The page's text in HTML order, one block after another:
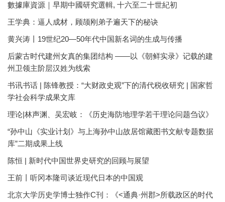
數據庫資源｜早期中國研究選輯, 十六至二十世紀初
王学典：逼人成材，顾颉刚弟子遍天下的秘诀
黄兴涛丨19世纪20—50年代中国新名词的生成与传播
后蒙古时代建州女真的集团结构 ——以《朝鲜实录》记载的建
州卫领主阶层汉姓为线索
书讯书话 | 陈锋教授：“大财政史观”下的清代税收研究 | 国家哲
学社会科学成果文库
理论|林声渊、吴宏岐：《历史海防地理学若干理论问题刍议》
“孙中山《实业计划》与上海孙中山故居馆藏图书文献专题数据
库”二期成果上线
陈恒 | 新时代中国世界史研究的回顾与展望
王前丨听冈本隆司谈近现代日本的中国观
北京大学历史学博士独作C刊：《<通典·州郡>所载政区的时代